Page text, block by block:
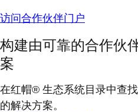
访问合作伙伴门户
构建由可靠的合作伙
案
在红帽® 生态系统目录中查
的解决方案。